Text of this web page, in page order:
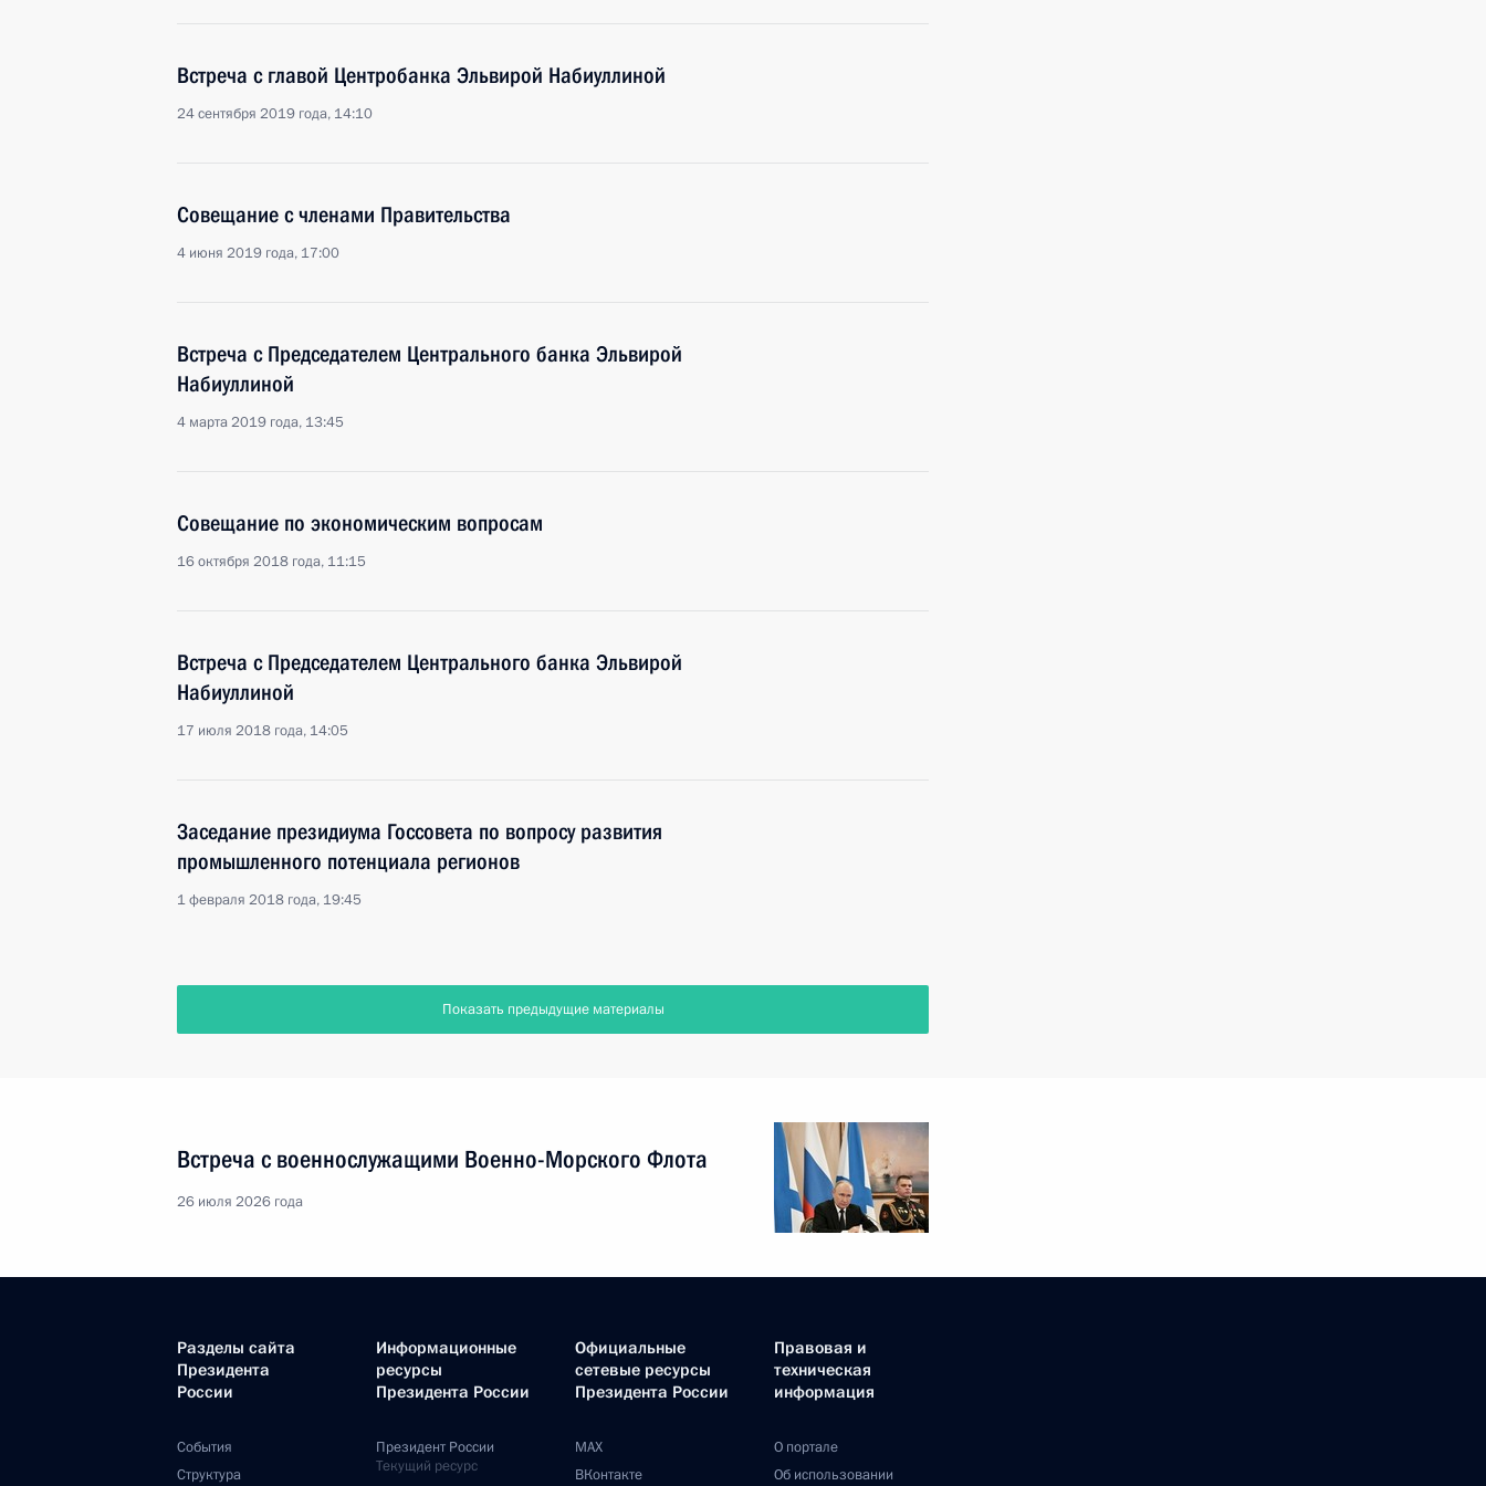
Встреча с главой Центробанка Эльвирой Набиуллиной
24 сентября 2019 года, 14:10
Совещание с членами Правительства
4 июня 2019 года, 17:00
Встреча с Председателем Центрального банка Эльвирой
Набиуллиной
4 марта 2019 года, 13:45
Совещание по экономическим вопросам
16 октября 2018 года, 11:15
Встреча с Председателем Центрального банка Эльвирой
Набиуллиной
17 июля 2018 года, 14:05
Заседание президиума Госсовета по вопросу развития
промышленного потенциала регионов
1 февраля 2018 года, 19:45
Показать предыдущие материалы
Встреча с военнослужащими Военно-Морского Флота
26 июля 2026 года
Разделы сайта
Президента
России
События
Структура
Информационные
ресурсы
Президента России
Президент России
Текущий ресурс
Официальные
сетевые ресурсы
Президента России
MAX
ВКонтакте
Правовая и
техническая
информация
О портале
Об использовании